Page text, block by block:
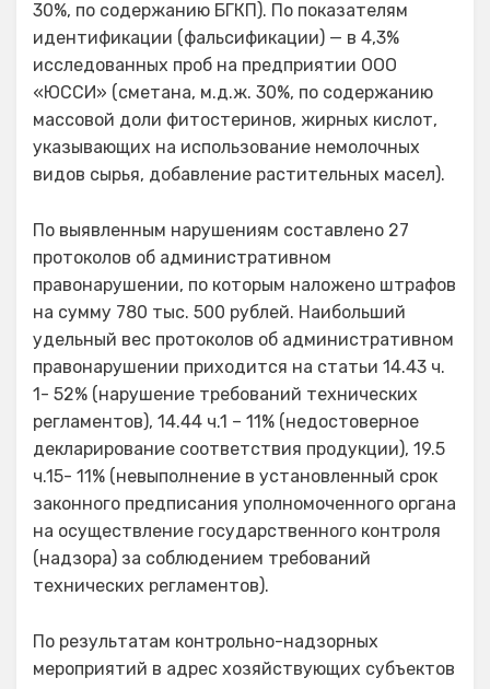
30%, по содержанию БГКП). По показателям
идентификации (фальсификации) — в 4,3%
исследованных проб на предприятии ООО
«ЮССИ» (сметана, м.д.ж. 30%, по содержанию
массовой доли фитостеринов, жирных кислот,
указывающих на использование немолочных
видов сырья, добавление растительных масел).
По выявленным нарушениям составлено 27
протоколов об административном
правонарушении, по которым наложено штрафов
на сумму 780 тыс. 500 рублей. Наибольший
удельный вес протоколов об административном
правонарушении приходится на статьи 14.43 ч.
1- 52% (нарушение требований технических
регламентов), 14.44 ч.1 – 11% (недостоверное
декларирование соответствия продукции), 19.5
ч.15- 11% (невыполнение в установленный срок
законного предписания уполномоченного органа
на осуществление государственного контроля
(надзора) за соблюдением требований
технических регламентов).
По результатам контрольно-надзорных
мероприятий в адрес хозяйствующих субъектов